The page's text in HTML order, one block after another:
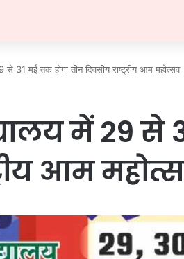
से 31 मई तक होगा तीन दिवसीय राष्ट्रीय आम महोत्सव
में 29 से
आम